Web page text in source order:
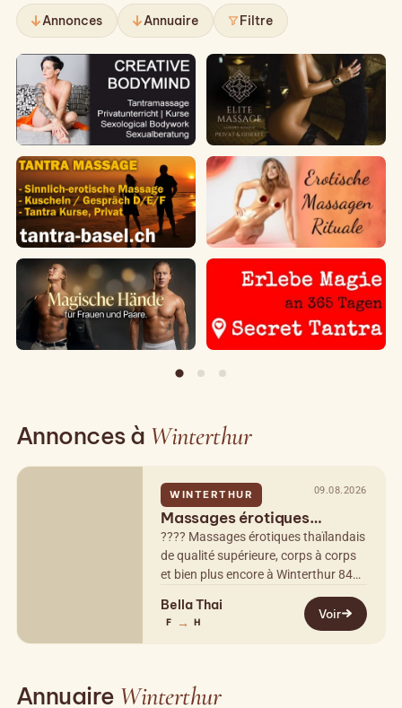
Annonces Annuaire Filtre
Annonces à Winterthur
WINTERTHUR 09.08.2026
Massages érotiques
thaïlandais et plus encore à
Wi
???? Massages érotiques thaïlandais
de qualité supérieure, corps à corps
et bien plus encore à Winterthur 8400
calme et propre. ??????? À 1…
Bella Thai
F → H
Voir
Annuaire Winterthur